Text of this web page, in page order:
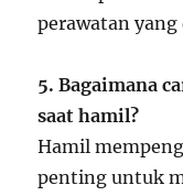
perawatan
5. Bagaimana
saat hamil?
Hamil
penting untuk